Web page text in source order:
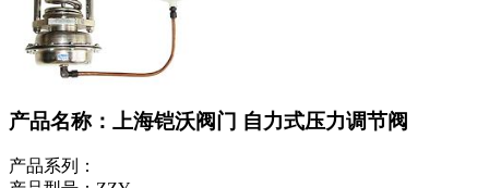
产品名称：上海铠沃阀门 自力式压力调节阀
产品系列：